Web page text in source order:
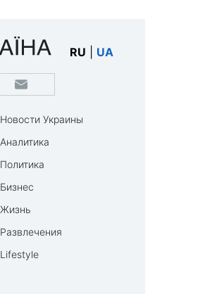
RU UA
Новости Украины
Аналитика
Политика
Бизнес
Жизнь
Развлечения
Lifestyle